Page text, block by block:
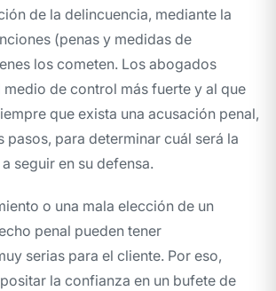
de la delincuencia, mediante la
(penas y medidas de
los cometen. Los abogados
medio de control más fuerte y al que
que exista una acusación penal,
pasos, para determinar cuál será la
seguir en su defensa.
o una mala elección de un
penal pueden tener
serias para el cliente. Por eso,
la confianza en un bufete de